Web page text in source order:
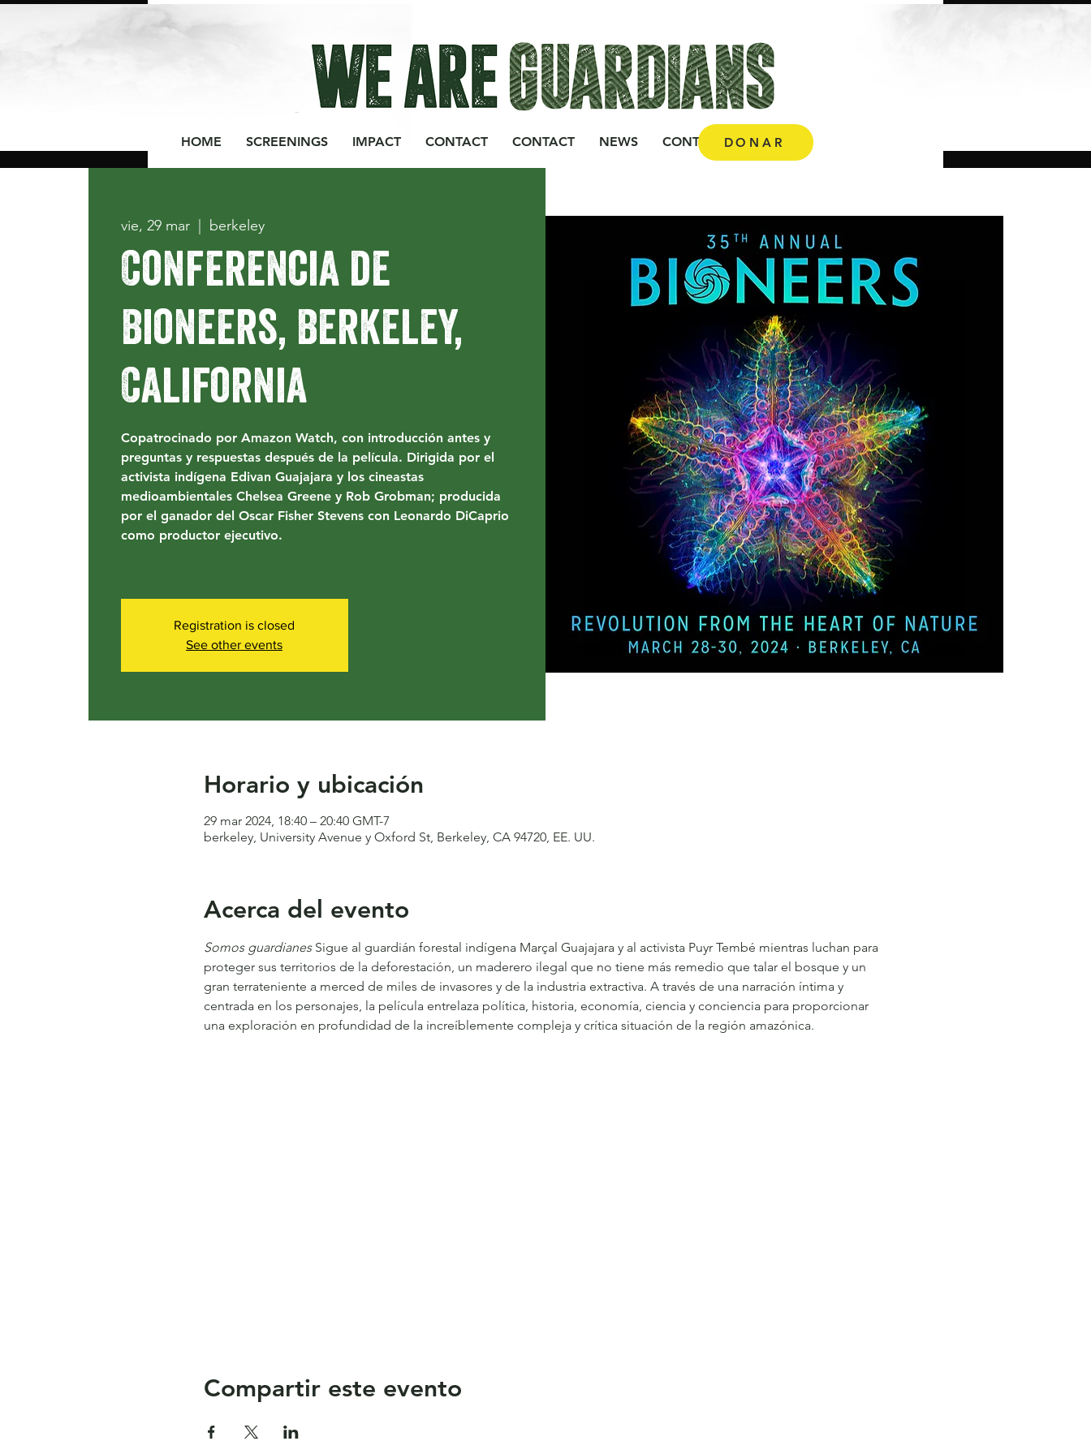
HOME SCREENINGS IMPACT CONTACT CONTACT NEWS CONTACT More
DONAR
vie, 29 mar
  |
berkeley
Conferencia de
Bioneers, Berkeley,
California
Copatrocinado por Amazon Watch, con introducción antes y
preguntas y respuestas después de la película. Dirigida por el
activista indígena Edivan Guajajara y los cineastas
medioambientales Chelsea Greene y Rob Grobman; producida
por el ganador del Oscar Fisher Stevens con Leonardo DiCaprio
como productor ejecutivo.
Registration is closed
See other events
Horario y ubicación
29 mar 2024, 18:40 – 20:40 GMT-7
berkeley, University Avenue y Oxford St, Berkeley, CA 94720, EE. UU.
Acerca del evento
Somos guardianes Sigue al guardián forestal indígena Marçal Guajajara y al activista Puyr Tembé mientras luchan para
proteger sus territorios de la deforestación, un maderero ilegal que no tiene más remedio que talar el bosque y un
gran terrateniente a merced de miles de invasores y de la industria extractiva. A través de una narración íntima y
centrada en los personajes, la película entrelaza política, historia, economía, ciencia y conciencia para proporcionar
una exploración en profundidad de la increíblemente compleja y crítica situación de la región amazónica.
Compartir este evento